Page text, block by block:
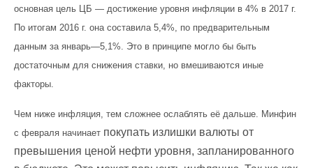
основная цель ЦБ — достижение уровня инфляции в 4% в 2017 г.
По итогам 2016 г. она составила 5,4%, по предварительным
данным за январь—5,1%. Это в принципе могло бы быть
достаточным для снижения ставки, но вмешиваются иные
факторы.
Чем ниже инфляция, тем сложнее ослаблять её дальше. Минфин
с февраля начинает покупать излишки валюты от
превышения ценой нефти уровня, запланированного